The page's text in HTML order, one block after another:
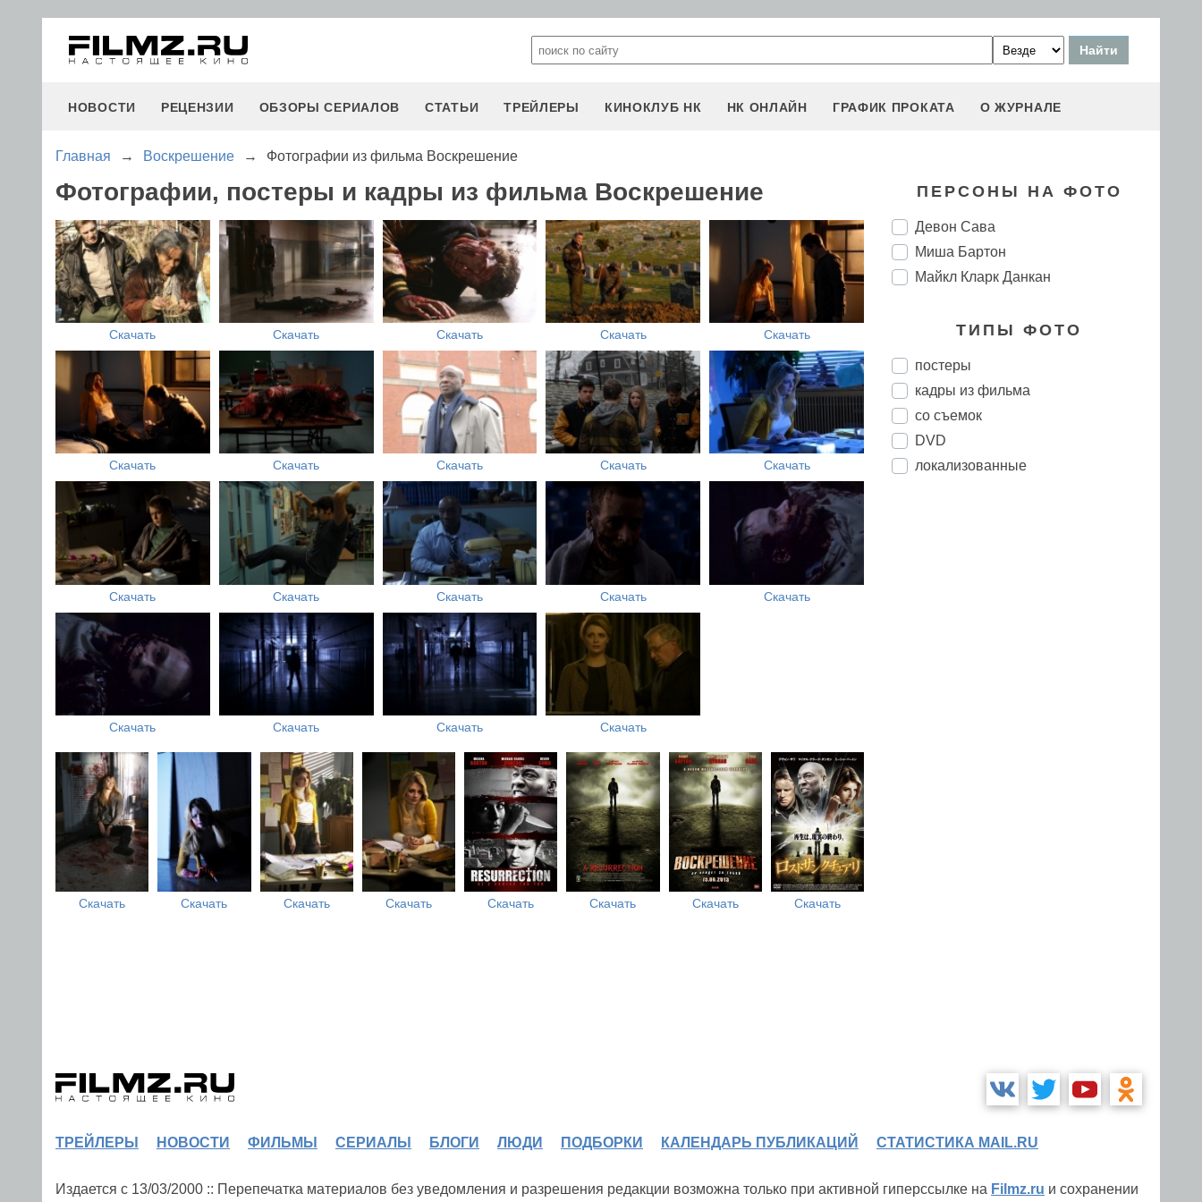
НОВОСТИ РЕЦЕНЗИИ ОБЗОРЫ СЕРИАЛОВ СТАТЬИ ТРЕЙЛЕРЫ КИНОКЛУБ НК НК ОНЛАЙН ГРАФИК ПРОКАТА О ЖУРНАЛЕ
Главная → Воскрешение → Фотографии из фильма Воскрешение
Фотографии, постеры и кадры из фильма Воскрешение
Скачать Скачать Скачать Скачать Скачать
Скачать Скачать Скачать Скачать Скачать
Скачать Скачать Скачать Скачать Скачать
Скачать Скачать Скачать Скачать
Скачать Скачать Скачать Скачать Скачать Скачать Скачать Скачать
ПЕРСОНЫ НА ФОТО
Девон Сава
Миша Бартон
Майкл Кларк Данкан
ТИПЫ ФОТО
постеры
кадры из фильма
со съемок
DVD
локализованные
ТРЕЙЛЕРЫ НОВОСТИ ФИЛЬМЫ СЕРИАЛЫ БЛОГИ ЛЮДИ ПОДБОРКИ КАЛЕНДАРЬ ПУБЛИКАЦИЙ СТАТИСТИКА MAIL.RU
Издается с 13/03/2000 :: Перепечатка материалов без уведомления и разрешения редакции возможна только при активной гиперссылке на Filmz.ru и сохранении